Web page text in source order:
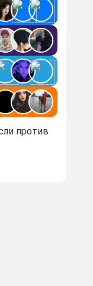
против